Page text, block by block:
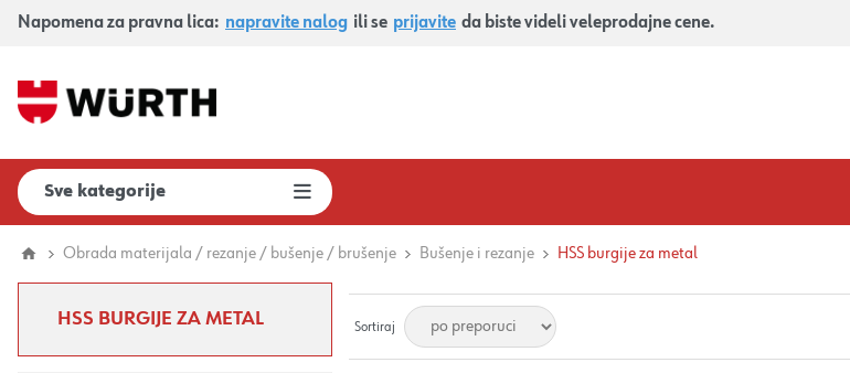
Napomena za pravna lica: napravite nalog ili se prijavite da biste videli veleprodajne cene.
Sve kategorije
Obrada materijala / rezanje / bušenje / brušenje Bušenje i rezanje HSS burgije za metal
Sortiraj
HSS BURGIJE ZA METAL